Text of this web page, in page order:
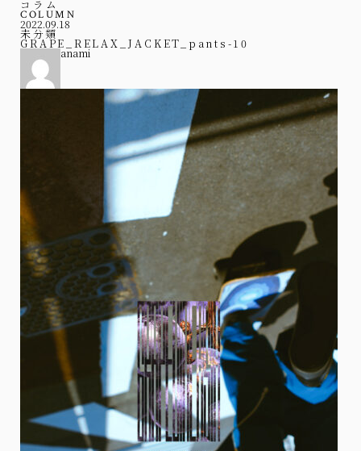
コラム
COLUMN
2022.09.18
未分類
GRAPE_RELAX_JACKET_pants-10
anami